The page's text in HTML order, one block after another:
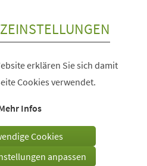
erklären Sie sich damit
Cookies verwendet.
Infos
Cookies
anpassen